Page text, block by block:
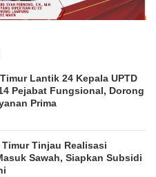
Lantik 24 Kepala UPTD
Pejabat Fungsional, Dorong
Prima
Tinjau Realisasi
Sawah, Siapkan Subsidi